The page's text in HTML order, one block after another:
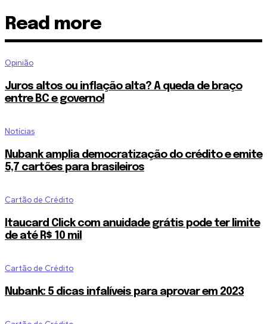
Join our community of
part of the conversation.
To subscribe, simply enter your email address on our website or
button below. Don't worry, we respect your privacy and won't
information is safe with us.
SUBSCRIBE
instagram=”#” twitch=”#” manual_count_twitch=”11243″
Read more
Opinião
Juros altos ou inflação alta? A queda de braço
entre BC e governo!
Notícias
Nubank amplia democratização do crédito e emite
5,7 cartões para brasileiros
Cartão de Crédito
Itaucard Click com anuidade grátis pode ter limite
de até R$ 10 mil
Cartão de Crédito
Nubank: 5 dicas infalíveis para aprovar em 2023